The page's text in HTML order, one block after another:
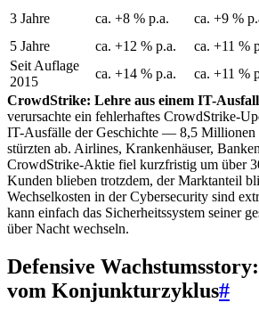
3 Jahre
ca. +8 % p.a. ca. +9 %
5 Jahre
ca. +12 % p.a. ca. +11 %
Seit Auflage
2015
ca. +14 % p.a. ca. +11 %
CrowdStrike: Lehre aus einem IT-
verursachte ein fehlerhaftes CrowdStrike-
IT-Ausfälle der Geschichte — 8,5 Millionen
stürzten ab. Airlines, Krankenhäuser,
CrowdStrike-Aktie fiel kurzfristig um über
Kunden blieben trotzdem, der Marktanteil
Wechselkosten in der Cybersecurity sind
kann einfach das Sicherheitssystem seiner
über Nacht wechseln.
Defensive
vom Konjunkturzyklus#